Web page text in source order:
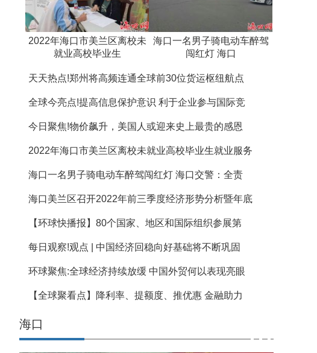
2022年海口市美兰区离校未
就业高校毕业生
海口一名男子骑电动车醉驾
闯红灯 海口
天天热点!郑州将高频连通全球前30位货运枢纽航点
全球今亮点!提高信息保护意识 利于企业参与国际竞
今日聚焦!物价飙升，美国人或迎来史上最贵的感恩
2022年海口市美兰区离校未就业高校毕业生就业服务
海口一名男子骑电动车醉驾闯红灯 海口交警：全责
海口美兰区召开2022年前三季度经济形势分析暨年底
【环球快播报】80个国家、地区和国际组织参展第
每日观察!观点 | 中国经济回稳向好基础将不断巩固
环球聚焦:全球经济持续放缓 中国外贸何以表现亮眼
【全球聚看点】降利率、提额度、推优惠 金融助力
海口